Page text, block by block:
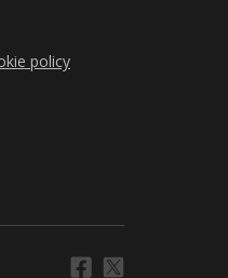
policy